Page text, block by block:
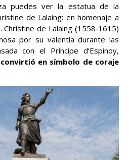
puedes ver la estatua de la
de Lalaing: en homenaje a
de Lalaing (1558‑1615)
por su valentía durante las
con el Príncipe d’Espinoy,
en símbolo de coraje